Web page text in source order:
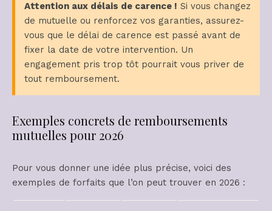
Attention aux délais de carence ! Si vous changez
de mutuelle ou renforcez vos garanties, assurez-
vous que le délai de carence est passé avant de
fixer la date de votre intervention. Un
engagement pris trop tôt pourrait vous priver de
tout remboursement.
Exemples concrets de remboursements
mutuelles pour 2026
Pour vous donner une idée plus précise, voici des
exemples de forfaits que l’on peut trouver en 2026 :